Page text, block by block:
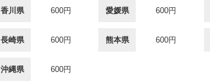
香川県 600円 愛媛県 600円
長崎県 600円 熊本県 600円
沖縄県 600円